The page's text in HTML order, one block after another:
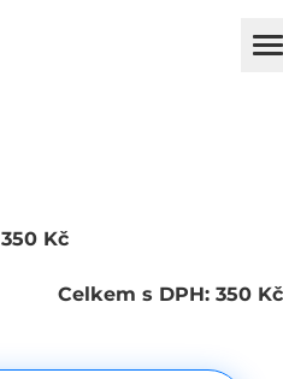
350 Kč
Celkem s DPH: 350 Kč